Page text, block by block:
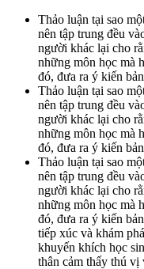
Thảo luận tại sao
nên tập trung đều
người khác lại cho
những môn học mà
đó, đưa ra ý kiến
Thảo luận tại sao
nên tập trung đều
người khác lại cho
những môn học mà
đó, đưa ra ý kiến
Thảo luận tại sao
nên tập trung đều
người khác lại cho
những môn học mà
đó, đưa ra ý kiến
tiếp xúc và khám
khuyến khích học
thân cảm thấy thú vị